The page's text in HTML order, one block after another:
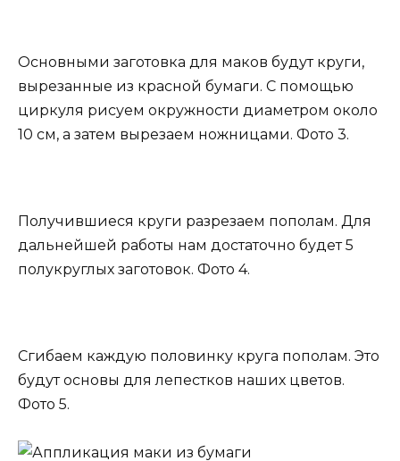
Основными заготовка для маков будут круги,
вырезанные из красной бумаги. С помощью
циркуля рисуем окружности диаметром около
10 см, а затем вырезаем ножницами. Фото 3.
Получившиеся круги разрезаем пополам. Для
дальнейшей работы нам достаточно будет 5
полукруглых заготовок. Фото 4.
Сгибаем каждую половинку круга пополам. Это
будут основы для лепестков наших цветов.
Фото 5.